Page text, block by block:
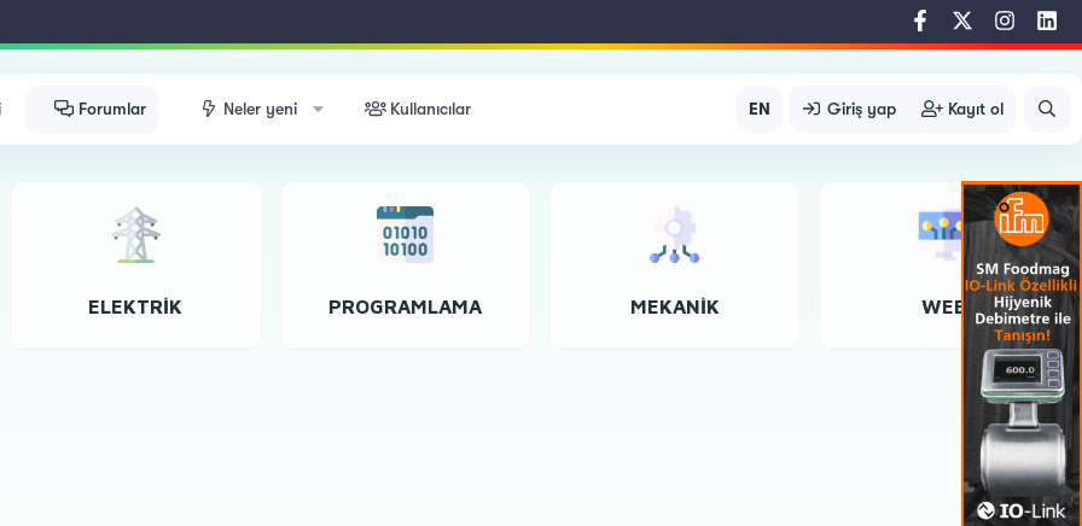
Forumlar Neler yeni Kullanıcılar EN Giriş yap Kayıt ol
ELEKTRIK PROGRAMLAMA MEKANIK WEB